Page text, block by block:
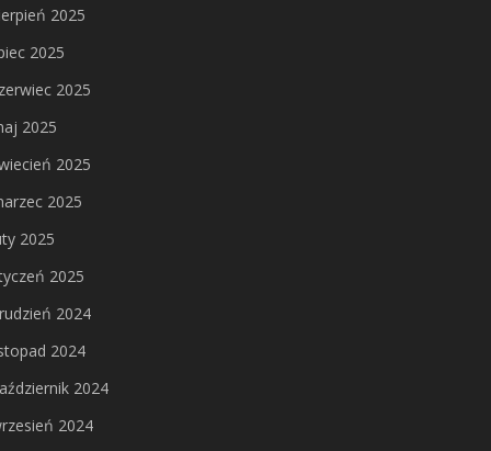
2025
2025
2025
2025
2025
2025
2025
2025
2024
2024
2024
2024